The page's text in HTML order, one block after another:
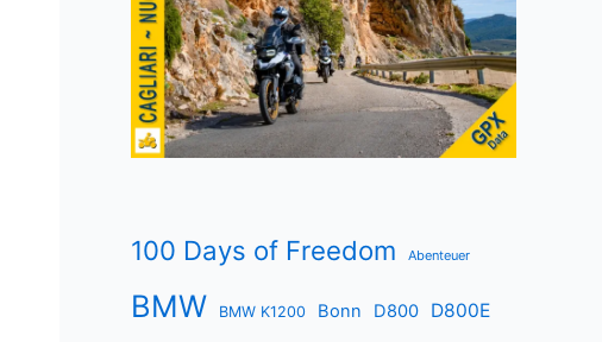
100 Days of Freedom Abenteuer
BMW BMW K1200 Bonn D800 D800E